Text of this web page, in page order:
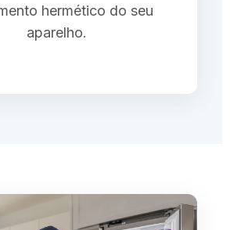
hermético do seu
aparelho.